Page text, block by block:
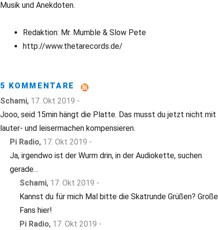
Musik und Anekdoten.
Redaktion: Mr. Mumble & Slow Pete
http://www.thetarecords.de/
5 KOMMENTARE
Schami, 17. Okt 2019 -
Jooo, seid 15min hängt die Platte. Das musst du jetzt nicht mit
lauter- und leisermachen kompensieren.
Pi Radio, 17. Okt 2019 -
Ja, irgendwo ist der Wurm drin, in der Audiokette, suchen
gerade…
Schami, 17. Okt 2019 -
Kannst du für mich Mal bitte die Skatrunde Grüßen? Große
Fans hier!
Pi Radio, 17. Okt 2019 -